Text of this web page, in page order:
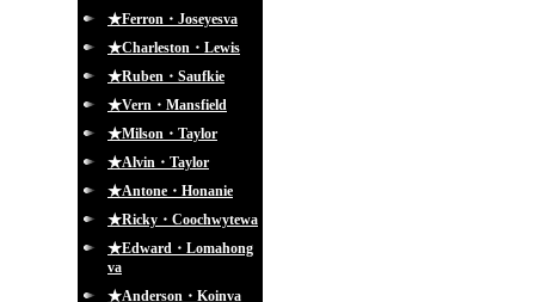
★Ferron・Joseyesva
★Charleston・Lewis
★Ruben・Saufkie
★Vern・Mansfield
★Milson・Taylor
★Alvin・Taylor
★Antone・Honanie
★Ricky・Coochwytewa
★Edward・Lomahong
va
★Anderson・Koinva